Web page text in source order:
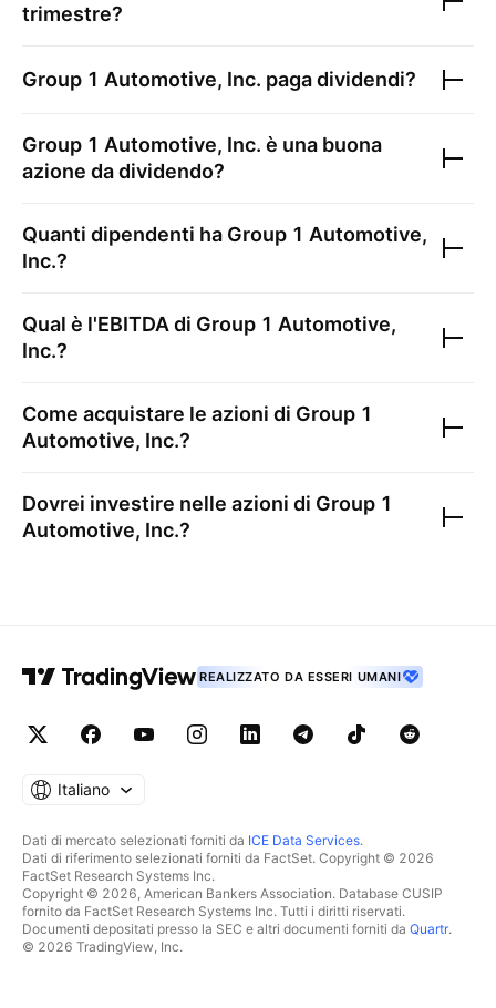
trimestre?
Group 1 Automotive, Inc. paga dividendi?
Group 1 Automotive, Inc. è una buona
azione da dividendo?
Quanti dipendenti ha Group 1 Automotive,
Inc.?
Qual è l'EBITDA di Group 1 Automotive,
Inc.?
Come acquistare le azioni di Group 1
Automotive, Inc.?
Dovrei investire nelle azioni di Group 1
Automotive, Inc.?
REALIZZATO DA ESSERI UMANI
Italiano
Dati di mercato selezionati forniti da ICE Data Services.
Dati di riferimento selezionati forniti da FactSet. Copyright © 2026
FactSet Research Systems Inc.
Copyright © 2026, American Bankers Association. Database CUSIP
fornito da FactSet Research Systems Inc. Tutti i diritti riservati.
Documenti depositati presso la SEC e altri documenti forniti da Quartr.
© 2026 TradingView, Inc.